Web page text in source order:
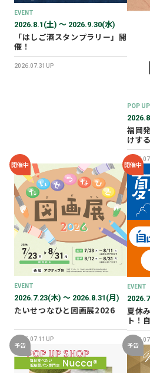
EVENT
2026.8.1(土) 〜 2026.9.30(水)
「はしご酒スタンプラリー」開
催！
2026.07.31UP
POP UP
福岡
けす
会を
開催中
EVENT
2026.7.23(木) 〜 2026.8.31(月)
たいせつなひと図画展2026
2026.07.11UP
開催中
EVENT
夏休
ト！
ごと
予告 予告